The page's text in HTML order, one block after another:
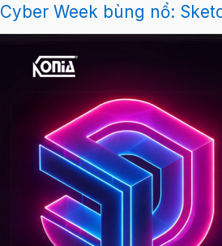
Cyber Week bùng nổ: